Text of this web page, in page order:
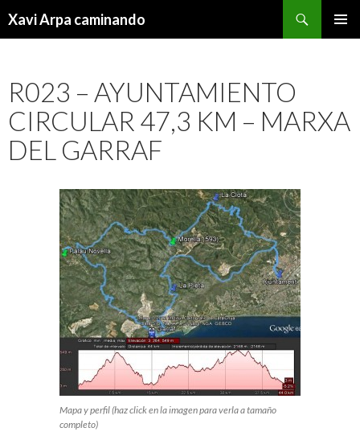
Xavi Arpa caminando
R023 – AYUNTAMIENTO
CIRCULAR 47,3 KM – MARXA
DEL GARRAF
Mapa y perfil (haz click en la imagen para verla a tamaño
completo)